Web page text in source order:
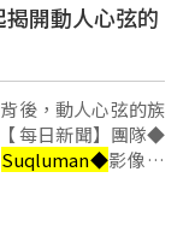
揭開動人心弦的
後，動人心弦的族
Suqluman◆影像統
Ciwas Yamai (蔣
Masikadr(陸